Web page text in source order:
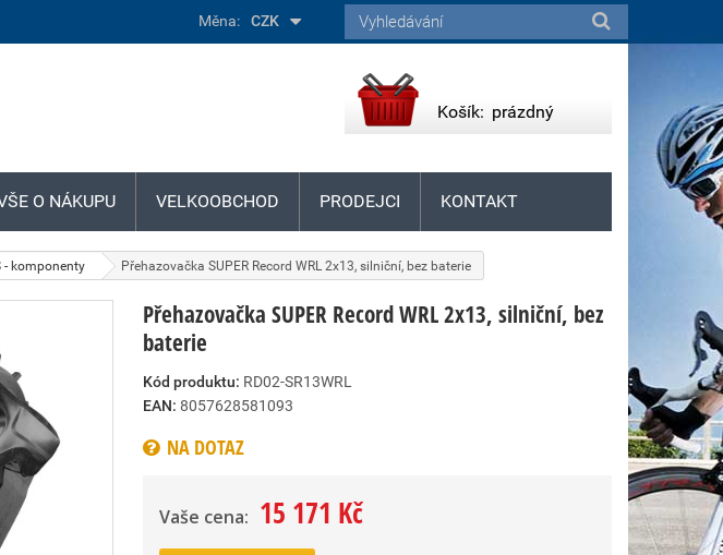
- komponenty Přehazovačka SUPER Record WRL 2x13, silniční, bez baterie
Přehazovačka SUPER Record WRL 2x13, silniční, bez
baterie
Kód produktu: RD02-SR13WRL
EAN: 8057628581093
NA DOTAZ
Vaše cena: 15 171 Kč
Měna: CZK
Košík: prázdný
O NÁKUPU VELKOOBCHOD PRODEJCI KONTAKT